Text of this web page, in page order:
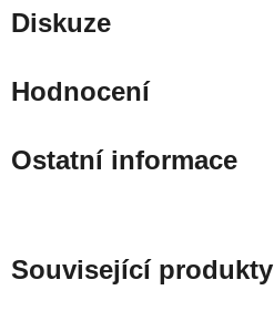
Diskuze
Hodnocení
Ostatní informace
Související produkty